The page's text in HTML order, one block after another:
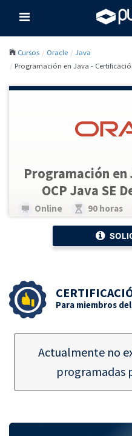
Cursos Oracle
Java
Programación en Java -
Programación
OCP Java SE
Online 90 horas
Para miembros
Actualmente no
programadas